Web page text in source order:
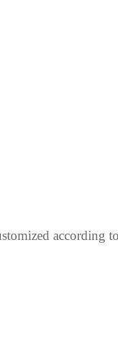
according